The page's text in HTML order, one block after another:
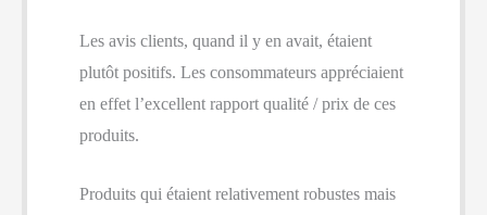
Les avis clients, quand il y en avait, étaient
plutôt positifs. Les consommateurs appréciaient
en effet l’excellent rapport qualité / prix de ces
produits.
Produits qui étaient relativement robustes mais